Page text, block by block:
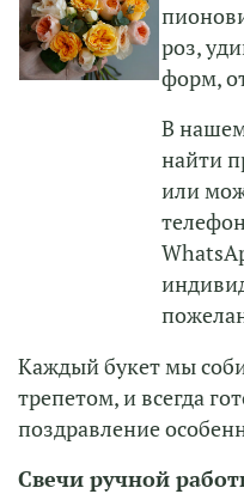
роз,
форм,
В
найти
или
Каждый букет мы
трепетом, и всегда
поздравление
Свечи ручной